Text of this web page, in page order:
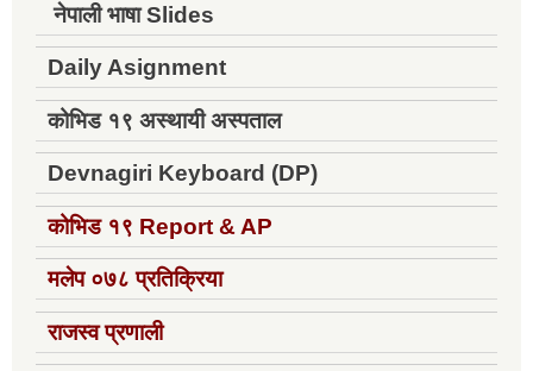
नेपाली भाषा Slides
Daily Asignment
कोभिड १९ अस्थायी अस्पताल
Devnagiri Keyboard (DP)
कोभिड १९ Report & AP
मलेप ०७८ प्रतिक्रिया
राजस्व प्रणाली